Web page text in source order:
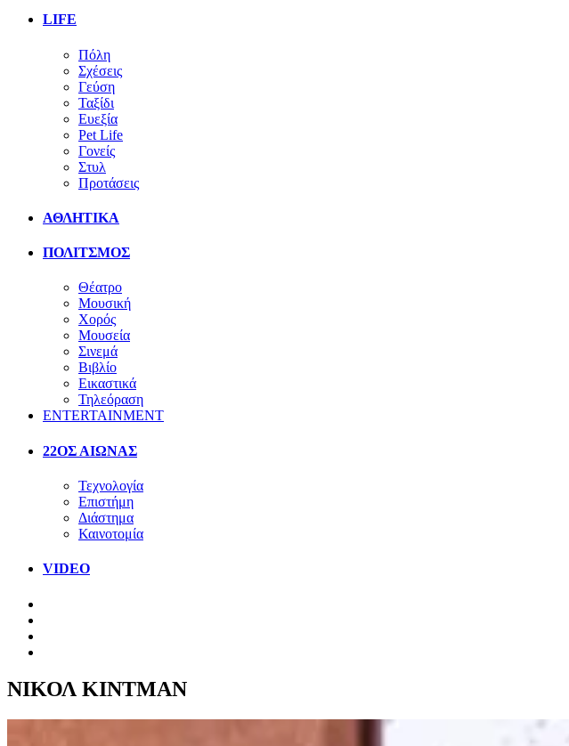
LIFE
Πόλη
Σχέσεις
Γεύση
Ταξίδι
Ευεξία
Pet Life
Γονείς
Στυλ
Προτάσεις
ΑΘΛΗΤΙΚΑ
ΠΟΛΙΤΣΜΟΣ
Θέατρο
Μουσική
Χορός
Μουσεία
Σινεμά
Βιβλίο
Εικαστικά
Τηλεόραση
ENTERTAINMENT
22ΟΣ ΑΙΩΝΑΣ
Τεχνολογία
Επιστήμη
Διάστημα
Καινοτομία
VIDEO
ΝΙΚΟΛ ΚΙΝΤΜΑΝ